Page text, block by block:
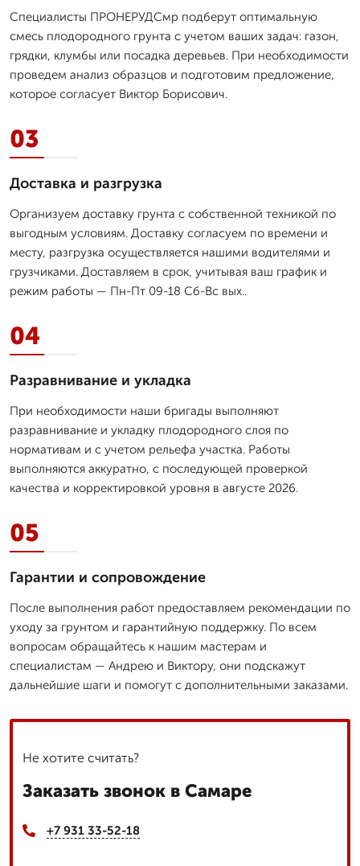
Специалисты ПРОНЕРУДСмр подберут оптимальную
смесь плодородного грунта с учетом ваших задач: газон,
грядки, клумбы или посадка деревьев. При необходимости
проведем анализ образцов и подготовим предложение,
которое согласует Виктор Борисович.
03
Доставка и разгрузка
Организуем доставку грунта с собственной техникой по
выгодным условиям. Доставку согласуем по времени и
месту, разгрузка осуществляется нашими водителями и
грузчиками. Доставляем в срок, учитывая ваш график и
режим работы — Пн-Пт 09-18 Сб-Вс вых..
04
Разравнивание и укладка
При необходимости наши бригады выполняют
разравнивание и укладку плодородного слоя по
нормативам и с учетом рельефа участка. Работы
выполняются аккуратно, с последующей проверкой
качества и корректировкой уровня в августе 2026.
05
Гарантии и сопровождение
После выполнения работ предоставляем рекомендации по
уходу за грунтом и гарантийную поддержку. По всем
вопросам обращайтесь к нашим мастерам и
специалистам — Андрею и Виктору, они подскажут
дальнейшие шаги и помогут с дополнительными заказами.
Не хотите считать?
Заказать звонок в Самаре
+7 931 33-52-18